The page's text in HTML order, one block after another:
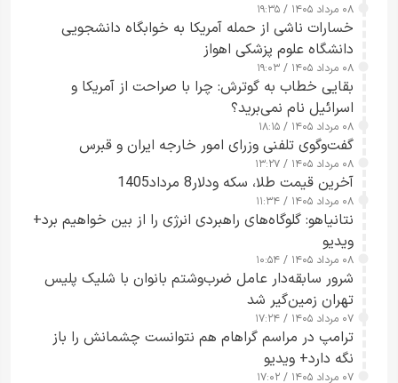
۰۸ مرداد ۱۴۰۵ / ۱۹:۳۵
خسارات ناشی از حمله آمریکا به خوابگاه دانشجویی
دانشگاه علوم پزشکی اهواز
۰۸ مرداد ۱۴۰۵ / ۱۹:۰۳
بقایی خطاب به گوترش: چرا با صراحت از آمریکا و
اسرائیل نام نمی‌برید؟
۰۸ مرداد ۱۴۰۵ / ۱۸:۱۵
گفت‌وگوی تلفنی وزرای امور خارجه ایران و قبرس
۰۸ مرداد ۱۴۰۵ / ۱۳:۲۷
آخرین قیمت طلا، سکه ودلار8 مرداد1405
۰۸ مرداد ۱۴۰۵ / ۱۱:۳۴
نتانیاهو: گلوگاه‌های راهبردی انرژی را از بین خواهیم برد+
ویدیو
۰۸ مرداد ۱۴۰۵ / ۱۰:۵۴
شرور سابقه‌دار عامل ضرب‌وشتم بانوان با شلیک پلیس
تهران زمین‌گیر شد
۰۷ مرداد ۱۴۰۵ / ۱۷:۲۴
ترامپ در مراسم گراهام هم نتوانست چشمانش را باز
نگه دارد+ ویدیو
۰۷ مرداد ۱۴۰۵ / ۱۷:۰۲